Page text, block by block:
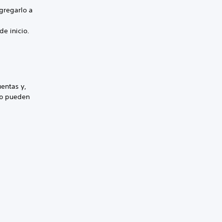
a
inicio.
y,
pueden